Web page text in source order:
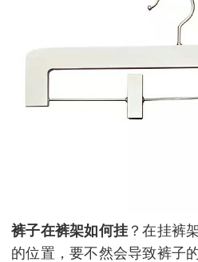
裤子在裤架如何挂 ？在挂裤
的位置，要不然会导致裤子